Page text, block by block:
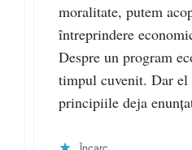
moralitate, putem
întreprindere
Despre un program
timpul cuvenit. Dar el
principiile deja